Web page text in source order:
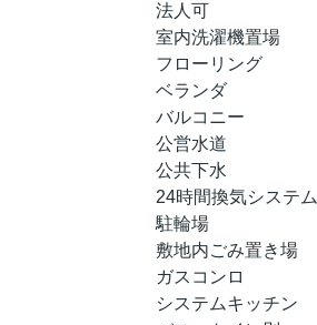
法人可
室内洗濯機置場
フローリング
ベランダ
バルコニー
公営水道
公共下水
24時間換気システム
駐輪場
敷地内ごみ置き場
ガスコンロ
システムキッチン